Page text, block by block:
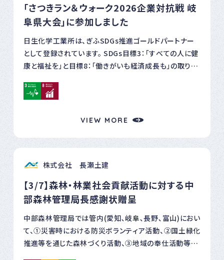
「さつきラン＆ウォーク2026企業対抗戦 岐
阜県大会」に参加しました
日生化学工業所は、ぎふSDGs推進ゴールドパートナー
として登録されています。 SDGs目標3：「すべての人に健
康と福祉を」と目標8：「働きがいも経済成長も」の取り組
対抗戦 岐阜県大会」に参加しました。 また、日生化学
工業所は、HSEポリシーのもと従業員の心と体の健康の
保持・増進につながる取組を戦略的に実践しています。
に付加される「ネクストブライト1000」に2年連続で認定
プの社長から新入社員まで参加が見られ、健康的な職場
者：16名（昨年9名から増加） 平均歩数：10,758歩/日
（2025年の9,193歩/日から増加）で、岐阜県内で第10位
（2025年の第13位からアップ）の成績でした。 総歩数18
万歩/月を超えたメンバー数：12名（2025年の5名から増
加）でした。 イベントを通して社内でのコミュニケーショ
VIEW MORE
株式会社 長瀬土建
【3/7】森林・林業社会貢献活動に対する中
部森林管理局長感謝状贈呈
中部森林管理局では管内(愛知､岐阜､長野､富山)におい
て、①災害時における防災ボランティア活動、②国土緑化
推進等を通じた森林づくり活動、③地域の奉仕活動等に